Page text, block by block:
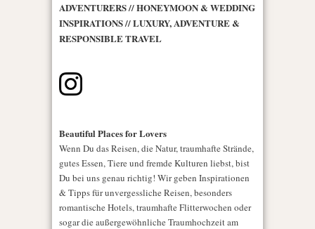
ADVENTURERS // HONEYMOON & WEDDING
INSPIRATIONS // LUXURY, ADVENTURE &
RESPONSIBLE TRAVEL
Beautiful Places for Lovers
Wenn Du das Reisen, die Natur, traumhafte Strände,
gutes Essen, Tiere und fremde Kulturen liebst, bist
Du bei uns genau richtig! Wir geben Inspirationen
& Tipps für unvergessliche Reisen, besonders
romantische Hotels, traumhafte Flitterwochen oder
sogar die außergewöhnliche Traumhochzeit am